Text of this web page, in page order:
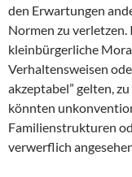
den Erwartungen
Normen zu verletzen.
kleinbürgerliche
Verhaltensweisen
akzeptabel” gelten,
könnten
Familienstrukturen
verwerflich